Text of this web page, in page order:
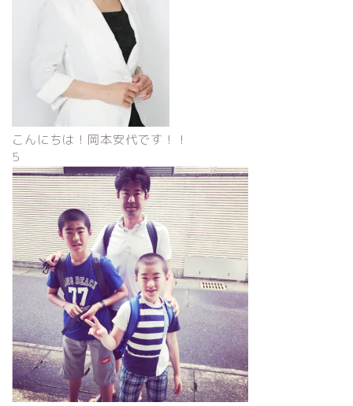
こんにちは！岡本安代です！！
5